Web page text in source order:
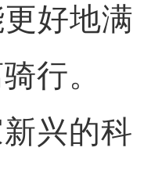
好地满
行。
兴的科